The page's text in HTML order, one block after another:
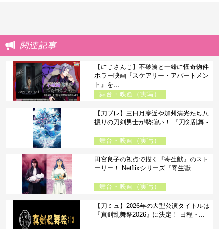
関連記事
【にじさんじ】不破湊と一緒に怪奇物件
ホラー映画『スケアリー・アパートメン
ト』を...
舞台・映画（実写）
【刀ブレ】三日月宗近や加州清光たち八
振りの刀剣男士が勢揃い！ 『刀剣乱舞 -
舞台・映画（実写）
田宮良子の視点で描く『寄生獣』のスト
ーリー！ Netflixシリーズ『寄生獣 ...
舞台・映画（実写）
【刀ミュ】2026年の大型公演タイトルは
『真剣乱舞祭2026』に決定！ 日程・...